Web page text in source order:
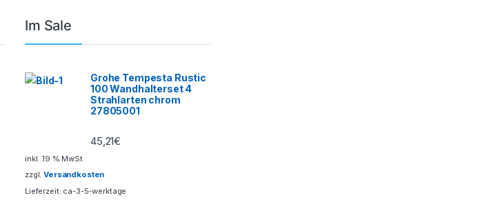
Im Sale
Grohe Tempesta Rustic
100 Wandhalterset 4
Strahlarten chrom
27805001
45,21€
inkl. 19 % MwSt.
zzgl.Versandkosten
Lieferzeit: ca-3-5-werktage